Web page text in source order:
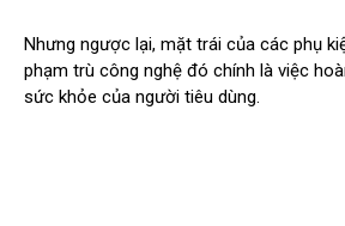
Nhưng ngược lại, mặt trái của các phụ
phạm trù công nghệ đó chính là việc
sức khỏe của người tiêu dùng.